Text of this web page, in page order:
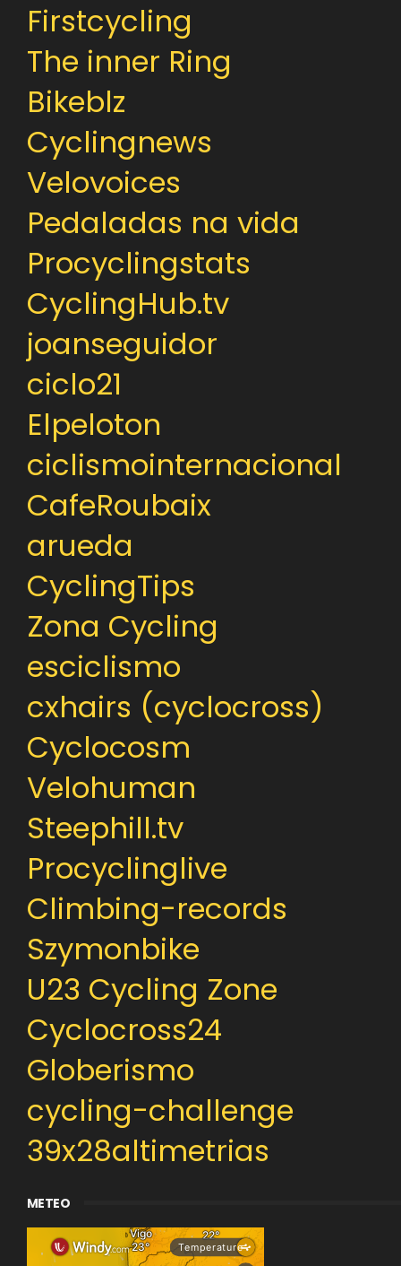
Firstcycling
The inner Ring
Bikeblz
Cyclingnews
Velovoices
Pedaladas na vida
Procyclingstats
CyclingHub.tv
joanseguidor
ciclo21
Elpeloton
ciclismointernacional
CafeRoubaix
arueda
CyclingTips
Zona Cycling
esciclismo
cxhairs (cyclocross)
Cyclocosm
Velohuman
Steephill.tv
Procyclinglive
Climbing-records
Szymonbike
U23 Cycling Zone
Cyclocross24
Globerismo
cycling-challenge
39x28altimetrias
METEO